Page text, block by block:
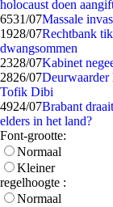
holocaust doen
6531/07Massale
1928/07Rechtbank
dwangsommen
2328/07Kabinet
2826/07
Tofik Dibi
4924/07Brabant
elders in het land?
Font-grootte:
Normaal
Kleiner
regelhoogte :
Normaal